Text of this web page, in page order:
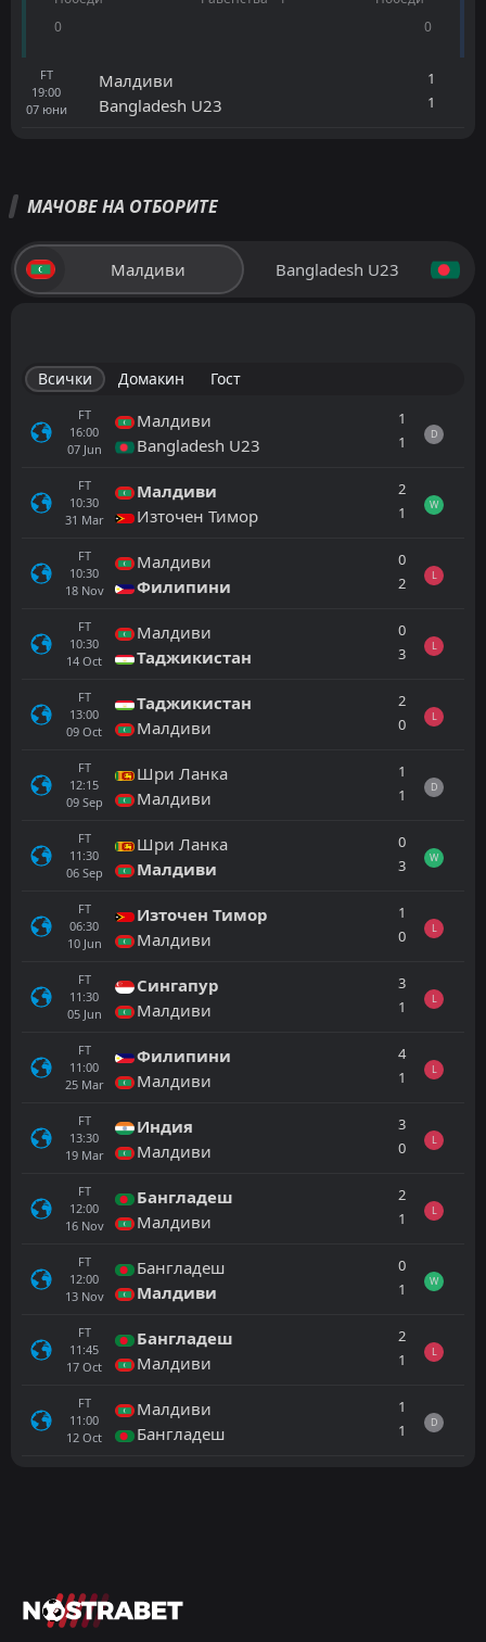
0
0
FT
19:00
07 юни
Малдиви
Bangladesh U23
1
1
МАЧОВЕ НА ОТБОРИТЕ
Малдиви Bangladesh U23
Всички Домакин Гост
FT
16:00
07 Jun
Малдиви
Bangladesh U23
1
1
D
FT
10:30
31 Mar
Малдиви
Източен Тимор
2
1
W
FT
10:30
18 Nov
Малдиви
Филипини
0
2
L
FT
10:30
14 Oct
Малдиви
Таджикистан
0
3
L
FT
13:00
09 Oct
Таджикистан
Малдиви
2
0
L
FT
12:15
09 Sep
Шри Ланка
Малдиви
1
1
D
FT
11:30
06 Sep
Шри Ланка
Малдиви
0
3
W
FT
06:30
10 Jun
Източен Тимор
Малдиви
1
0
L
FT
11:30
05 Jun
Сингапур
Малдиви
3
1
L
FT
11:00
25 Mar
Филипини
Малдиви
4
1
L
FT
13:30
19 Mar
Индия
Малдиви
3
0
L
FT
12:00
16 Nov
Бангладеш
Малдиви
2
1
L
FT
12:00
13 Nov
Бангладеш
Малдиви
0
1
W
FT
11:45
17 Oct
Бангладеш
Малдиви
2
1
L
FT
11:00
12 Oct
Малдиви
Бангладеш
1
1
D
07Jun
FT